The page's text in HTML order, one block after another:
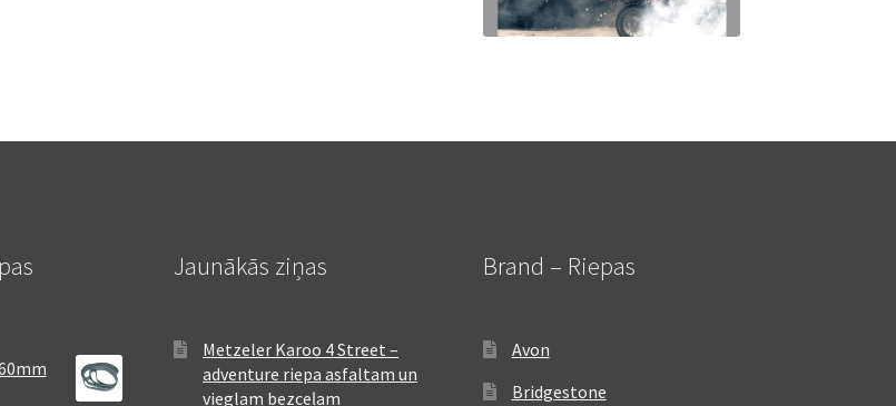
Jaunākās ziņas
Metzeler Karoo 4 Street –
adventure riepa asfaltam un
vieglam bezceļam
Brand – Riepas
Avon
Bridgestone